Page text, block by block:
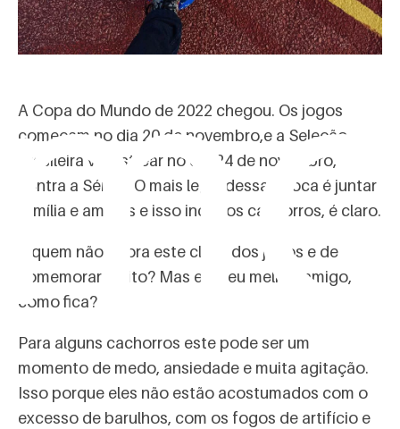
A Copa do Mundo de 2022 chegou. Os jogos
começam no dia 20 de novembro,e a Seleção
Brasileira vai estrear no dia 24 de novembro,
contra a Sérvia. O mais legal dessa época é juntar
família e amigos e isso inclui os cachorros, é claro.
E quem não adora este clima dos jogos e de
comemorar muito? Mas e o seu melhor amigo,
como fica?
Para alguns cachorros este pode ser um
momento de medo, ansiedade e muita agitação.
Isso porque eles não estão acostumados com o
excesso de barulhos, com os fogos de artifício e